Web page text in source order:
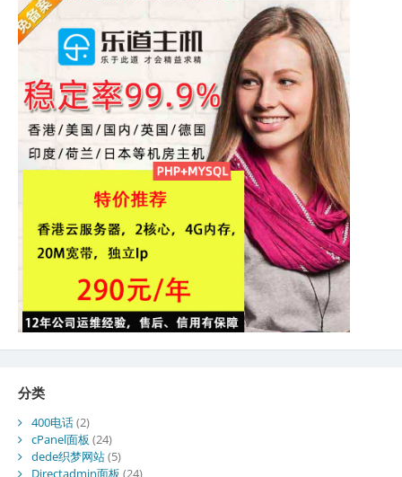
分类
400电话(2)
cPanel面板 (24)
dede织梦网站(5)
Directadmin面板 (24)